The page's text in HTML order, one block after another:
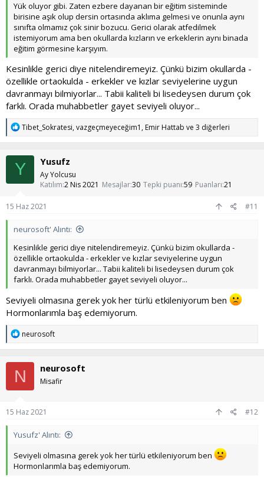
Yük oluyor gibi. Zaten ezbere dayanan bir eğitim sisteminde
birisine aşık olup dersin ortasında aklıma gelmesi ve onunla aynı
sınıfta olmamız çok sinir bozucu. Gerici olarak atfedilmek
istemiyorum ama ben okullarda kızların ve erkeklerin aynı binada
eğitim görmesine karşıyım.
Kesinlikle gerici diye nitelendiremeyiz. Çünkü bizim okullarda -
özellikle ortaokulda - erkekler ve kızlar seviyelerine uygun
davranmayı bilmiyorlar... Tabii kaliteli bi lisedeysen durum çok
farklı. Orada muhabbetler gayet seviyeli oluyor...
T
p
k
i
e
Tibet_Sokratesi,vazgeçmeyeceğim1 ,Emir Hattab ve 3 diğerleri
Y Yusufz
Ay Yolcusu
Katılım 2 Nis 2021 Mesajlar30 Tepki puanı 59 Puanları 21
15 Haz 2021 #11
neurosoft' Alıntı:
Kesinlikle gerici diye nitelendiremeyiz. Çünkü bizim okullarda -
özellikle ortaokulda - erkekler ve kızlar seviyelerine uygun
davranmayı bilmiyorlar... Tabii kaliteli bi lisedeysen durum çok
farklı. Orada muhabbetler gayet seviyeli oluyor...
Seviyeli olmasına gerek yok her türlü etkileniyorum ben
Hormonlarımla baş edemiyorum.
T
p
k
l
e
:
neurosoft
N neurosoft
Misafir
15 Haz 2021 #12
Yusufz' Alıntı:
Seviyeli olmasına gerek yok her türlü etkileniyorum ben
Hormonlarımla baş edemiyorum.